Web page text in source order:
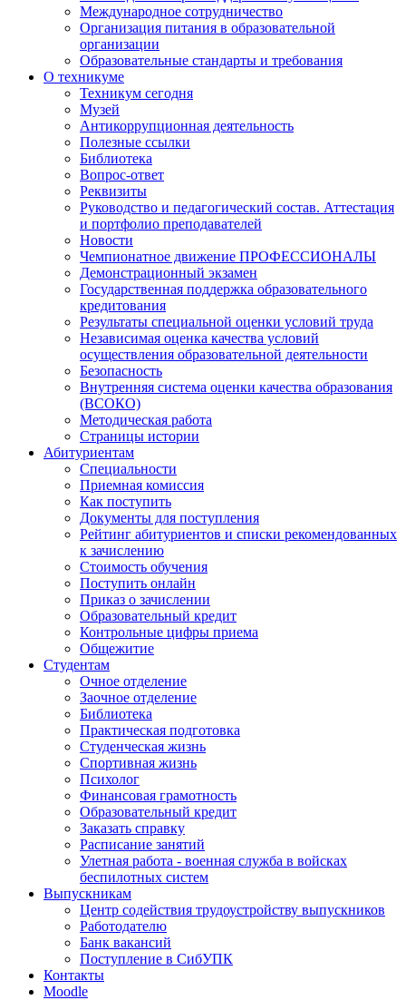
Международное сотрудничество
Организация питания в образовательной
организации
Образовательные стандарты и требования
О техникуме
Техникум сегодня
Музей
Антикоррупционная деятельность
Полезные ссылки
Библиотека
Вопрос-ответ
Реквизиты
Руководство и педагогический состав. Аттестация
и портфолио преподавателей
Новости
Чемпионатное движение ПРОФЕССИОНАЛЫ
Демонстрационный экзамен
Государственная поддержка образовательного
кредитования
Результаты специальной оценки условий труда
Независимая оценка качества условий
осуществления образовательной деятельности
Безопасность
Внутренняя система оценки качества образования
(ВСОКО)
Методическая работа
Страницы истории
Абитуриентам
Специальности
Приемная комиссия
Как поступить
Документы для поступления
Рейтинг абитуриентов и списки рекомендованных
к зачислению
Стоимость обучения
Поступить онлайн
Приказ о зачислении
Образовательный кредит
Контрольные цифры приема
Общежитие
Студентам
Очное отделение
Заочное отделение
Библиотека
Практическая подготовка
Студенческая жизнь
Спортивная жизнь
Психолог
Финансовая грамотность
Образовательный кредит
Заказать справку
Расписание занятий
Улетная работа - военная служба в войсках
беспилотных систем
Выпускникам
Центр содействия трудоустройству выпускников
Работодателю
Банк вакансий
Поступление в СибУПК
Контакты
Moodle